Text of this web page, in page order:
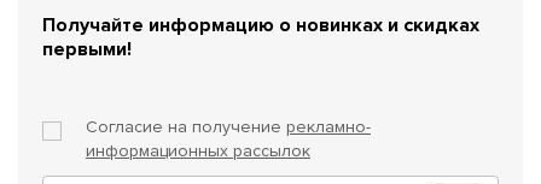
Получайте информацию о новинках и скидках
первыми!
Согласие на получение рекламно-
информационных рассылок